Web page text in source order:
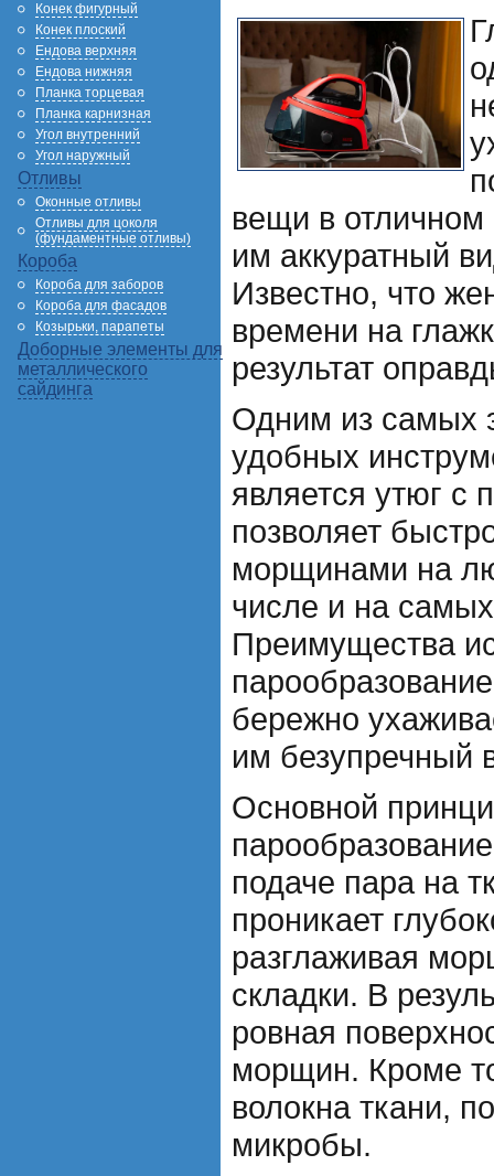
Конек фигурный
Конек плоский
Ендова верхняя
Ендова нижняя
Планка торцевая
Планка карнизная
Угол внутренний
Угол наружный
Отливы
Оконные отливы
Отливы для цоколя
(фундаментные отливы)
Короба
Короба для заборов
Короба для фасадов
Козырьки, парапеты
Доборные элементы для
металлического
сайдинга
вещи в отличном
им аккуратный
Известно, что
времени на
результат
Одним из самых
удобных
является утюг с
позволяет
морщинами на
числе и на
Преимущества
бережно
им безупречный
Основной
подаче пара на
проникает
разглаживая
складки. В
ровная
морщин. Кроме
волокна ткани,
микробы.